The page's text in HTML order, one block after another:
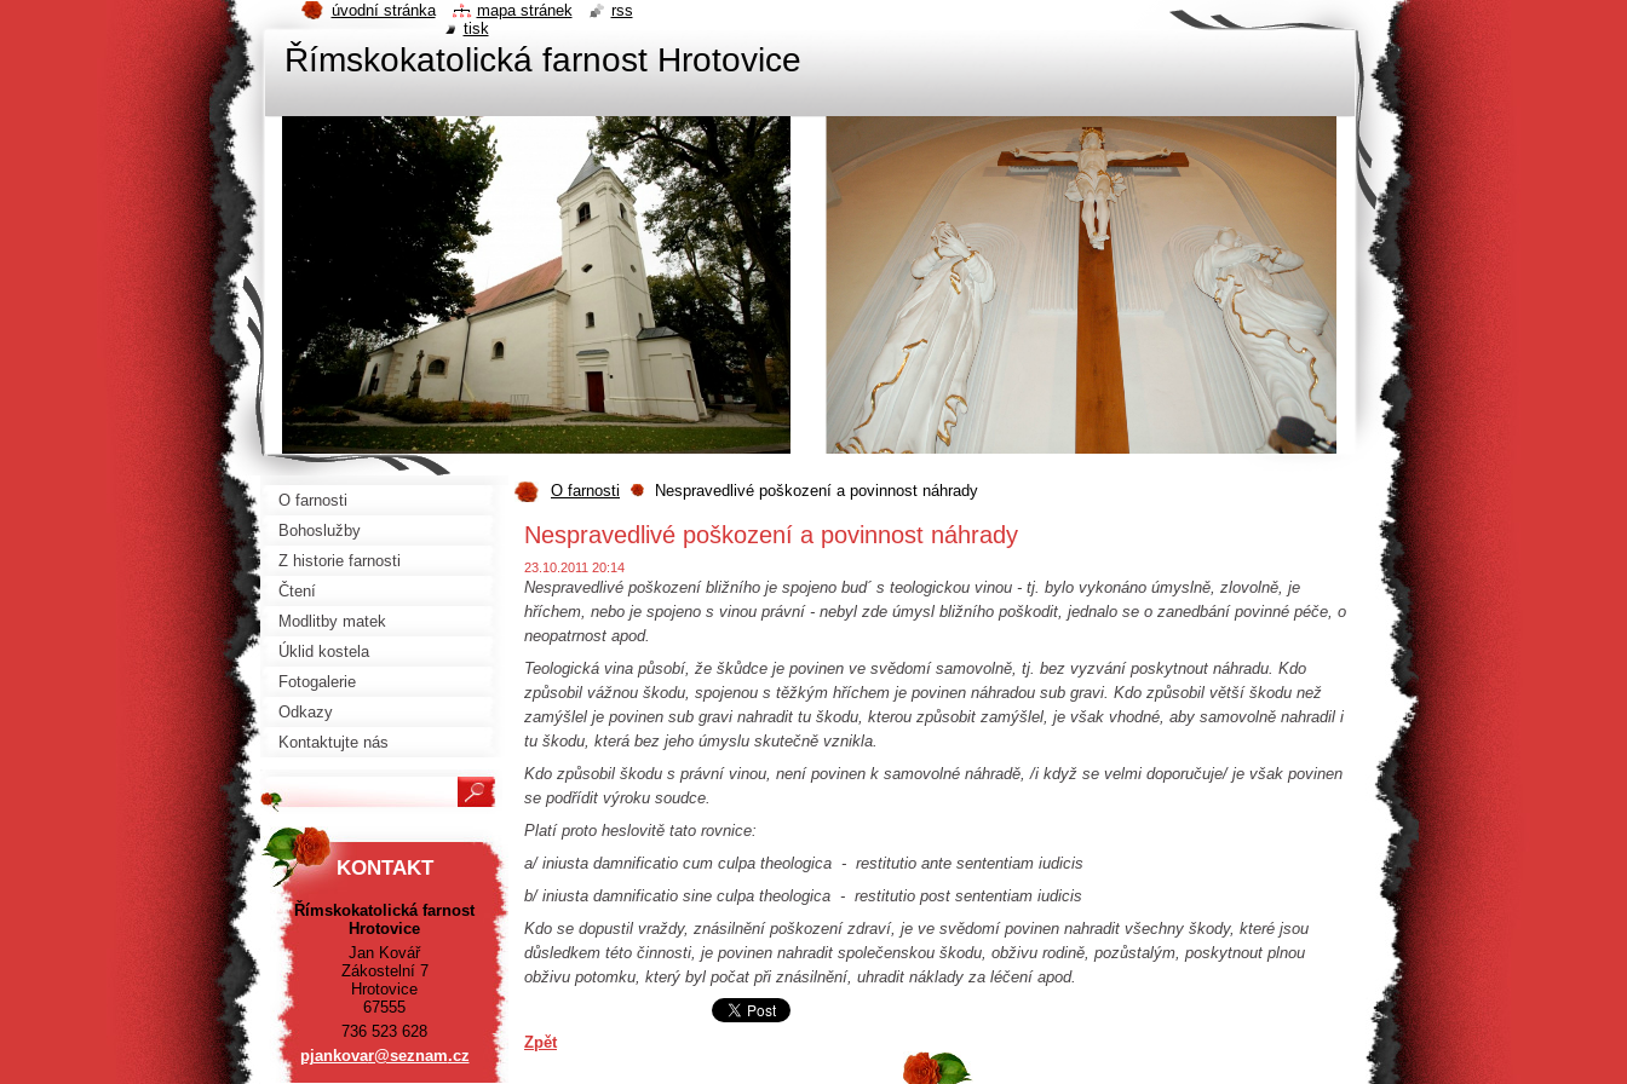
Římskokatolická farnost Hrotovice
O farnosti Nespravedlivé poškození a povinnost náhrady
Nespravedlivé poškození a povinnost náhrady
23.10.2011 20:14
Nespravedlivé poškození bližního je spojeno bud´ s teologickou vinou - tj. bylo vykonáno úmyslně, zlovolně, je
hříchem, nebo je spojeno s vinou právní - nebyl zde úmysl bližního poškodit, jednalo se o zanedbání povinné péče, o
neopatrnost apod.
Teologická vina působí, že škůdce je povinen ve svědomí samovolně, tj. bez vyzvání poskytnout náhradu. Kdo
způsobil vážnou škodu, spojenou s těžkým hříchem je povinen náhradou sub gravi. Kdo způsobil větší škodu než
zamýšlel je povinen sub gravi nahradit tu škodu, kterou způsobit zamýšlel, je však vhodné, aby samovolně nahradil i
tu škodu, která bez jeho úmyslu skutečně vznikla.
Kdo způsobil škodu s právní vinou, není povinen k samovolné náhradě, /i když se velmi doporučuje/ je však povinen
se podřídit výroku soudce.
Platí proto heslovitě tato rovnice:
a/ iniusta damnificatio cum culpa theologica - restitutio ante sententiam iudicis
b/ iniusta damnificatio sine culpa theologica - restitutio post sententiam iudicis
Kdo se dopustil vraždy, znásilnění poškození zdraví, je ve svědomí povinen nahradit všechny škody, které jsou
důsledkem této činnosti, je povinen nahradit společenskou škodu, obživu rodině, pozůstalým, poskytnout plnou
obživu potomku, který byl počat při znásilnění, uhradit náklady za léčení apod.
Zpět
O farnosti
Bohoslužby
Z historie farnosti
Čtení
Modlitby matek
Úklid kostela
Fotogalerie
Odkazy
Kontaktujte nás
KONTAKT
Římskokatolická farnost
Hrotovice
Jan Kovář
Zákostelní 7
Hrotovice
67555
736 523 628
pjankovar@seznam.cz
úvodní stránka mapa stránek
rss
tisk